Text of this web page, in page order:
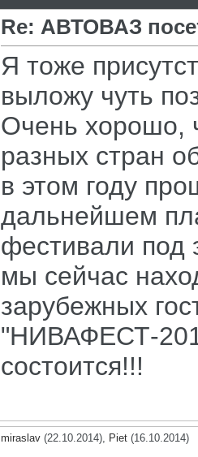
Re: АВТОВАЗ
Я тоже
выложу чуть
Очень хорошо,
разных стран
в этом году
дальнейшем
фестивали под
мы сейчас
зарубежных
"НИВАФЕСТ-
состоится!!!
miraslav (22.10.2014), Piet (16.10.2014)